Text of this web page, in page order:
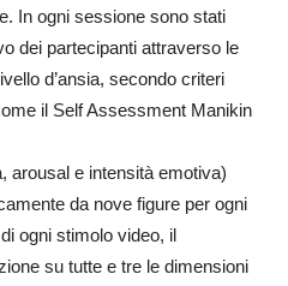
In ogni sessione sono stati
dei partecipanti attraverso le
d’ansia, secondo criteri
il Self Assessment Manikin
arousal e intensità emotiva)
da nove figure per ogni
ogni stimolo video, il
su tutte e tre le dimensioni